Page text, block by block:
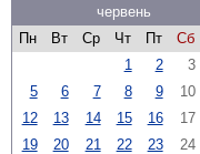
червень
Пн
Вт Ср Чт Пт Сб
1
2 3
5
6 7 8 9 10
12
13 14 15 16 17
19
20 21 22 23 24